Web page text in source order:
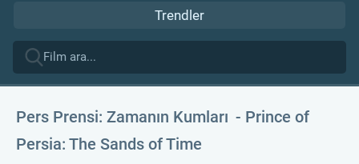
Trendler
Pers Prensi: Zamanın Kumları
Prince of
Persia: The Sands of Time